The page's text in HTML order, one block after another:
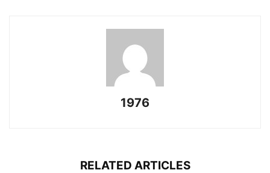
1976
RELATED ARTICLES